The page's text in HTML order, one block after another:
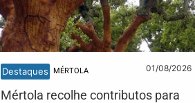
Destaques MÉRTOLA 01/08/2026
Mértola recolhe contributos para